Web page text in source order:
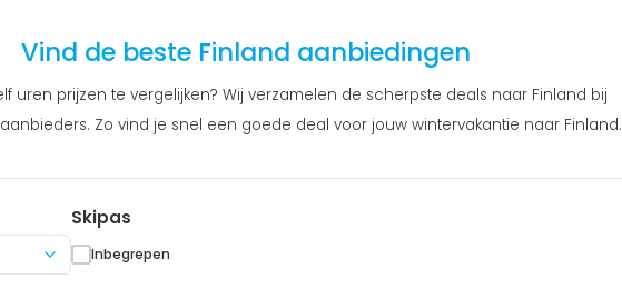
Vind de beste Finland aanbiedingen
uren prijzen te vergelijken? Wij verzamelen de scherpste deals naar Finland bij
Zo vind je snel een goede deal voor jouw wintervakantie naar Finland.
Skipas
Inbegrepen